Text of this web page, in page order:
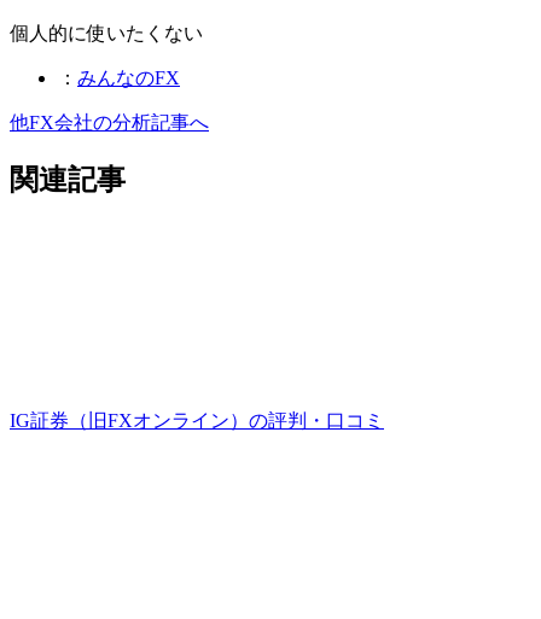
個人的に使いたくない
： みんなのFX
他FX会社の分析記事へ
関連記事
IG証券（旧FXオンライン）の評判・口コミ